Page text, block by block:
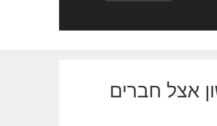
אצל חברים